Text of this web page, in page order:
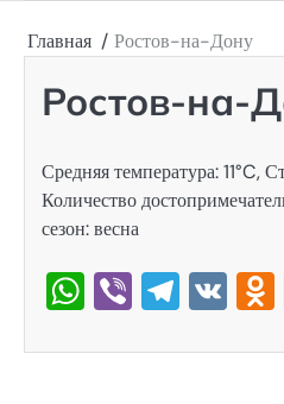
Главная Ростов-на-Дону
Ростов-на-
Средняя температура: 11°C,
Количество
сезон: весна
WhatsApp
Viber VK